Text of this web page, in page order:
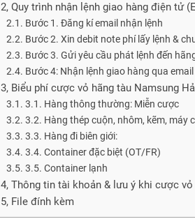
2, Quy trình nhận lệnh giao hàng điện tử
Bước 1. Đăng kí email nhận lệnh
Bước 2. Xin debit note phí lấy lệnh &
Bước 3. Gửi yêu cầu phát lệnh đến
Bước 4: Nhận lệnh giao hàng qua
3, Biểu phí cược vỏ hãng tàu Namsung
3.1. Hàng thông thường: Miễn cược
3.2. Hàng thép cuộn, nhôm, kẽm, máy
3.3. Hàng đi biên giới:
3.4. Container đặc biệt (OT/FR)
3.5. Container lạnh
4, Thông tin tài khoản & lưu ý khi cược vỏ
5, File đính kèm